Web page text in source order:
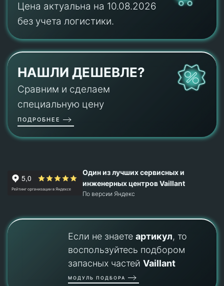
Цена актуальна на 10.08.2026
без учета логистики.
НАШЛИ ДЕШЕВЛЕ?
Сравним и сделаем
специальную цену
ПОДРОБНЕЕ
Один из лучших сервисных и
инженерных центров Vaillant
По версии Яндекс
Если не знаете артикул, то
воспользуйтесь подбором
запасных частей Vaillant
МОДУЛЬ ПОДБОРА